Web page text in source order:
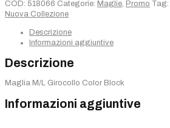
Block
COD: 518066 Categorie: Maglie, Promo Tag:
Nuova Collezione
Descrizione
Informazioni aggiuntive
Descrizione
Maglia M/L Girocollo Color Block
Informazioni aggiuntive